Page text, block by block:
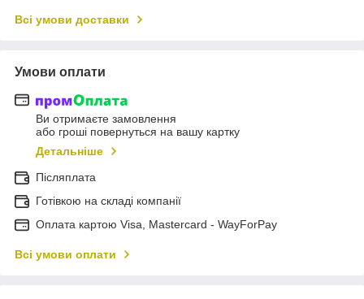
Всі умови доставки
Умови оплати
Ви отримаєте замовлення
або гроші повернуться на вашу картку
Детальніше
Післяплата
Готівкою на складі компанії
Оплата картою Visa, Mastercard - WayForPay
Всі умови оплати